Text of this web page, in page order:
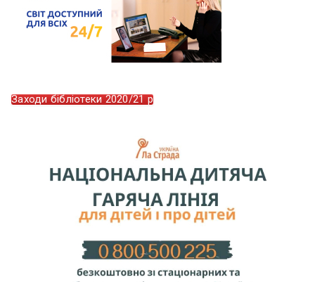
Заходи бібліотеки 2020/21 р